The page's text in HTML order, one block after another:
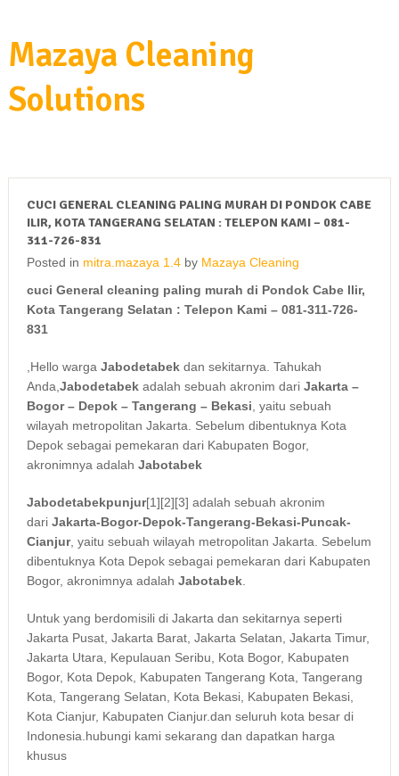
Mazaya Cleaning
Solutions
CUCI GENERAL CLEANING PALING MURAH DI PONDOK CABE
ILIR, KOTA TANGERANG SELATAN : TELEPON KAMI – 081-
311-726-831
Posted in mitra.mazaya 1.4by Mazaya Cleaning
cuci General cleaning paling murah di Pondok Cabe Ilir,
Kota Tangerang Selatan : Telepon Kami – 081-311-726-
831
,Hello warga Jabodetabek dan sekitarnya. Tahukah
Anda, Jabodetabekadalah sebuah akronim dari Jakarta –
Bogor – Depok – Tangerang – Bekasi , yaitu sebuah
wilayah metropolitan Jakarta. Sebelum dibentuknya Kota
Depok sebagai pemekaran dari Kabupaten Bogor,
akronimnya adalah Jabotabek
Jabodetabekpunjur[1][2][3] adalah sebuah akronim
dari Jakarta-Bogor-Depok-Tangerang-Bekasi-Puncak-
Cianjur, yaitu sebuah wilayah metropolitan Jakarta. Sebelum
dibentuknya Kota Depok sebagai pemekaran dari Kabupaten
Bogor, akronimnya adalah Jabotabek.
Untuk yang berdomisili di Jakarta dan sekitarnya seperti
Jakarta Pusat, Jakarta Barat, Jakarta Selatan, Jakarta Timur,
Jakarta Utara, Kepulauan Seribu, Kota Bogor, Kabupaten
Bogor, Kota Depok, Kabupaten Tangerang Kota, Tangerang
Kota, Tangerang Selatan, Kota Bekasi, Kabupaten Bekasi,
Kota Cianjur, Kabupaten Cianjur.dan seluruh kota besar di
Indonesia.hubungi kami sekarang dan dapatkan harga
khusus